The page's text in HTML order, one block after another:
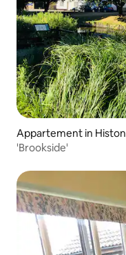
Appartement in Histon
'Brookside'